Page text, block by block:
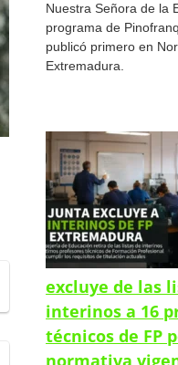
Nuestra Señora de la
programa de
publicó primero en
Extremadura.
excluye de las
interinos a 16
técnicos de FP
normativa